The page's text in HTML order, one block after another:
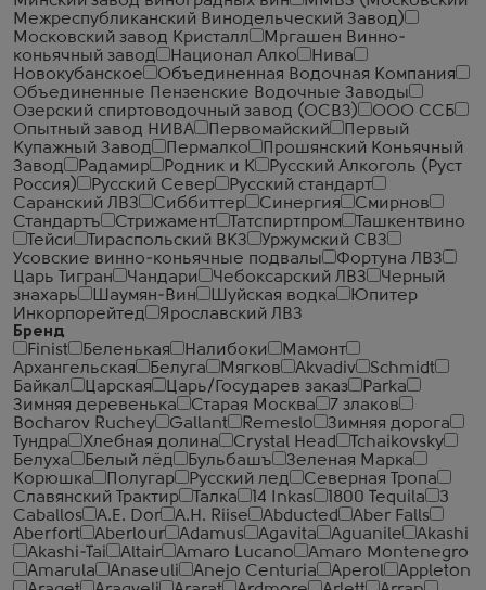
Межреспубликанский Винодельческий Завод)
Московский завод Кристалл
Мргашен Винно-
коньячный завод
Национал Алко
Нива
Новокубанское
Объединенная Водочная Компания
Объединенные Пензенские Водочные Заводы
Озерский спиртоводочный завод (ОСВЗ)
ООО ССБ
Опытный завод НИВА
Первомайский
Первый
Купажный Завод
Пермалко
Прошянский Коньячный
Завод
Радамир Родник и К
Русский Алкоголь (Руст
Россия)
Русский Север
Русский стандарт
Саранский ЛВЗ
Сиббиттер Синергия
Смирнов
Стандартъ
Стрижамент Татспиртпром
Ташкентвино
Тейси
Тираспольский ВКЗ
Уржумский СВЗ
Усовские винно-коньячные подвалы
Фортуна ЛВЗ
Царь Тигран
Чандари Чебоксарский ЛВЗ
Черный
знахарь
Шаумян-Вин Шуйская водка
Юпитер
Инкорпорейтед
Ярославский ЛВЗ
Бренд
Finist
Беленькая Налибоки
Мамонт
Архангельская
Белуга Мягков Akvadiv
Schmidt
Байкал
Царская Царь/Государев заказ
Parka
Зимняя деревенька
Старая Москва
7 злаков
Bocharov Ruchey
Gallant Remeslo
Зимняя дорога
Тундра
Хлебная долина Crystal Head
Tchaikovsky
Белуха
Белый лёд Бульбашъ
Зеленая Марка
Корюшка
Полугар Русский лед
Северная Тропа
Славянский Трактир
Талка 14 Inkas 1800 Tequila
3
Caballos
A.E. Dor A.H. Riise Abducted
Aber Falls
Aberfort
Aberlour Adamus Agavita Aguanile
Akashi
Akashi-Tai
Altair Amaro Lucano
Amaro Montenegro
Amarula
Anaseuli Anejo Centuria Aperol
Appleton